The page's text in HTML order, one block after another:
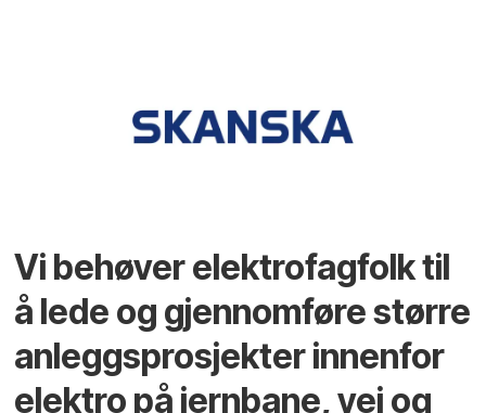
Vi behøver elektrofagfolk til
å lede og gjennomføre større
anleggsprosjekter innenfor
elektro på jernbane, vei og